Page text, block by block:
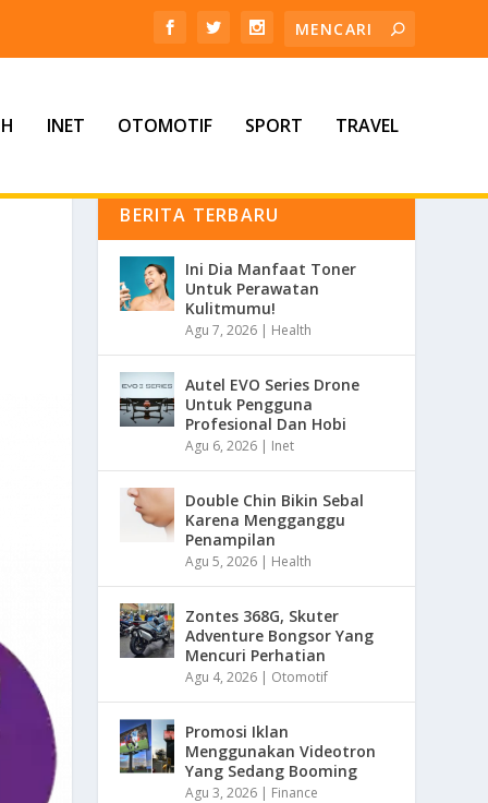
INET OTOMOTIF SPORT TRAVEL
BERITA TERBARU
Ini Dia Manfaat Toner
Untuk Perawatan
Kulitmumu!
Agu 7, 2026 | Health
Autel EVO Series Drone
Untuk Pengguna
Profesional Dan Hobi
Agu 6, 2026 | Inet
Double Chin Bikin Sebal
Karena Mengganggu
Penampilan
Agu 5, 2026 | Health
Zontes 368G, Skuter
Adventure Bongsor Yang
Mencuri Perhatian
Agu 4, 2026 | Otomotif
Promosi Iklan
Menggunakan Videotron
Yang Sedang Booming
Agu 3, 2026 | Finance